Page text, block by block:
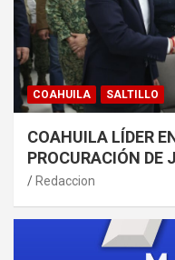
COAHUILA SALTILLO
COAHUILA LÍDER
PROCURACIÓN DE
Redaccion